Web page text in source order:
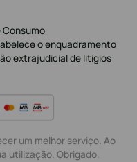
Consumo
o enquadramento
extrajudicial de litígios
um melhor serviço. Ao
utilização. Obrigado.